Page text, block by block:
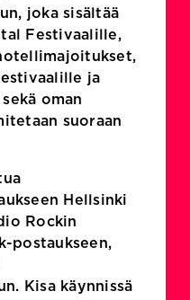
joka sisältää
Festivaalille,
ja
oman
suoraan
Hellsinki
Rockin
postaukseen,
Kisa käynnissä